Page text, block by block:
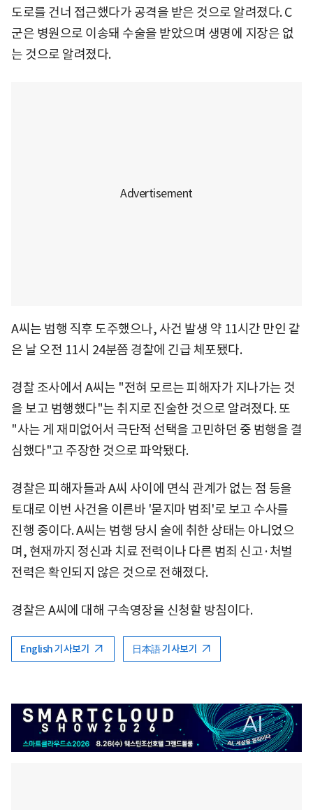
도로를 건너 접근했다가 공격을 받은 것으로 알려졌다. C
군은 병원으로 이송돼 수술을 받았으며 생명에 지장은 없
는 것으로 알려졌다.
A씨는 범행 직후 도주했으나, 사건 발생 약 11시간 만인 같
은 날 오전 11시 24분쯤 경찰에 긴급 체포됐다.
경찰 조사에서 A씨는 "전혀 모르는 피해자가 지나가는 것
을 보고 범행했다"는 취지로 진술한 것으로 알려졌다. 또
"사는 게 재미없어서 극단적 선택을 고민하던 중 범행을 결
심했다"고 주장한 것으로 파악됐다.
경찰은 피해자들과 A씨 사이에 면식 관계가 없는 점 등을
토대로 이번 사건을 이른바 '묻지마 범죄'로 보고 수사를
진행 중이다. A씨는 범행 당시 술에 취한 상태는 아니었으
며, 현재까지 정신과 치료 전력이나 다른 범죄 신고·처벌
전력은 확인되지 않은 것으로 전해졌다.
경찰은 A씨에 대해 구속영장을 신청할 방침이다.
English 기사보기 日本語 기사보기